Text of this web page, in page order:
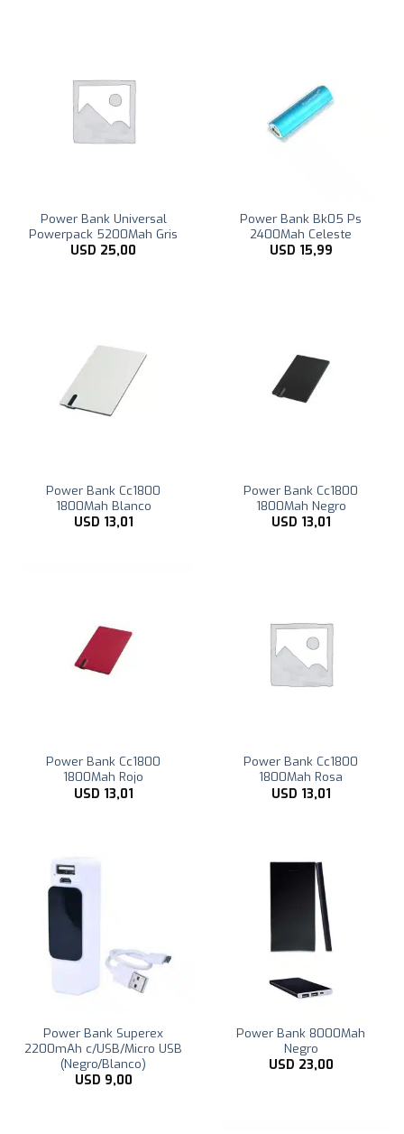
Power Bank Universal
Powerpack 5200Mah Gris
USD 25,00
Power Bank Bk05 Ps
2400Mah Celeste
USD 15,99
Power Bank Cc1800
1800Mah Blanco
USD 13,01
Power Bank Cc1800
1800Mah Negro
USD 13,01
Power Bank Cc1800
1800Mah Rojo
USD 13,01
Power Bank Cc1800
1800Mah Rosa
USD 13,01
Power Bank Superex
2200mAh c/USB/Micro USB
(Negro/Blanco)
USD 9,00
Power Bank 8000Mah
Negro
USD 23,00